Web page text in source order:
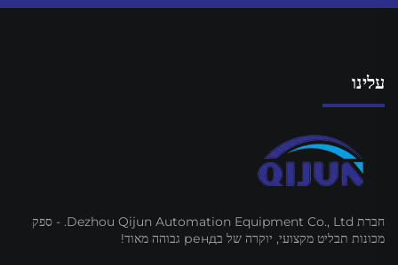
עלינו
חברת Dezhou Qijun Automation Equipment Co., Ltd. - ספק
מכונות תבליט מקצועי, יוקרה של בренд גבוהה מאוד!